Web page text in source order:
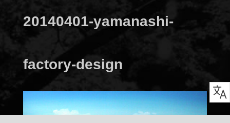
20140401-yamanashi-
factory-design